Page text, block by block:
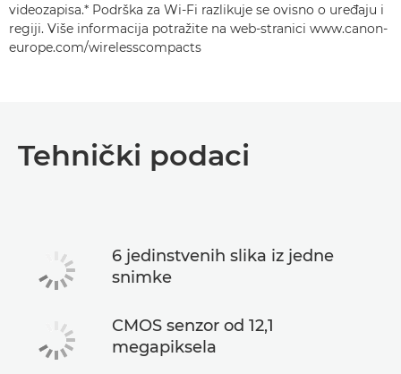
videozapisa.* Podrška za Wi-Fi razlikuje se ovisno o uređaju i
regiji. Više informacija potražite na web-stranici www.canon-
europe.com/wirelesscompacts
Tehnički podaci
6 jedinstvenih slika iz jedne
snimke
CMOS senzor od 12,1
megapiksela